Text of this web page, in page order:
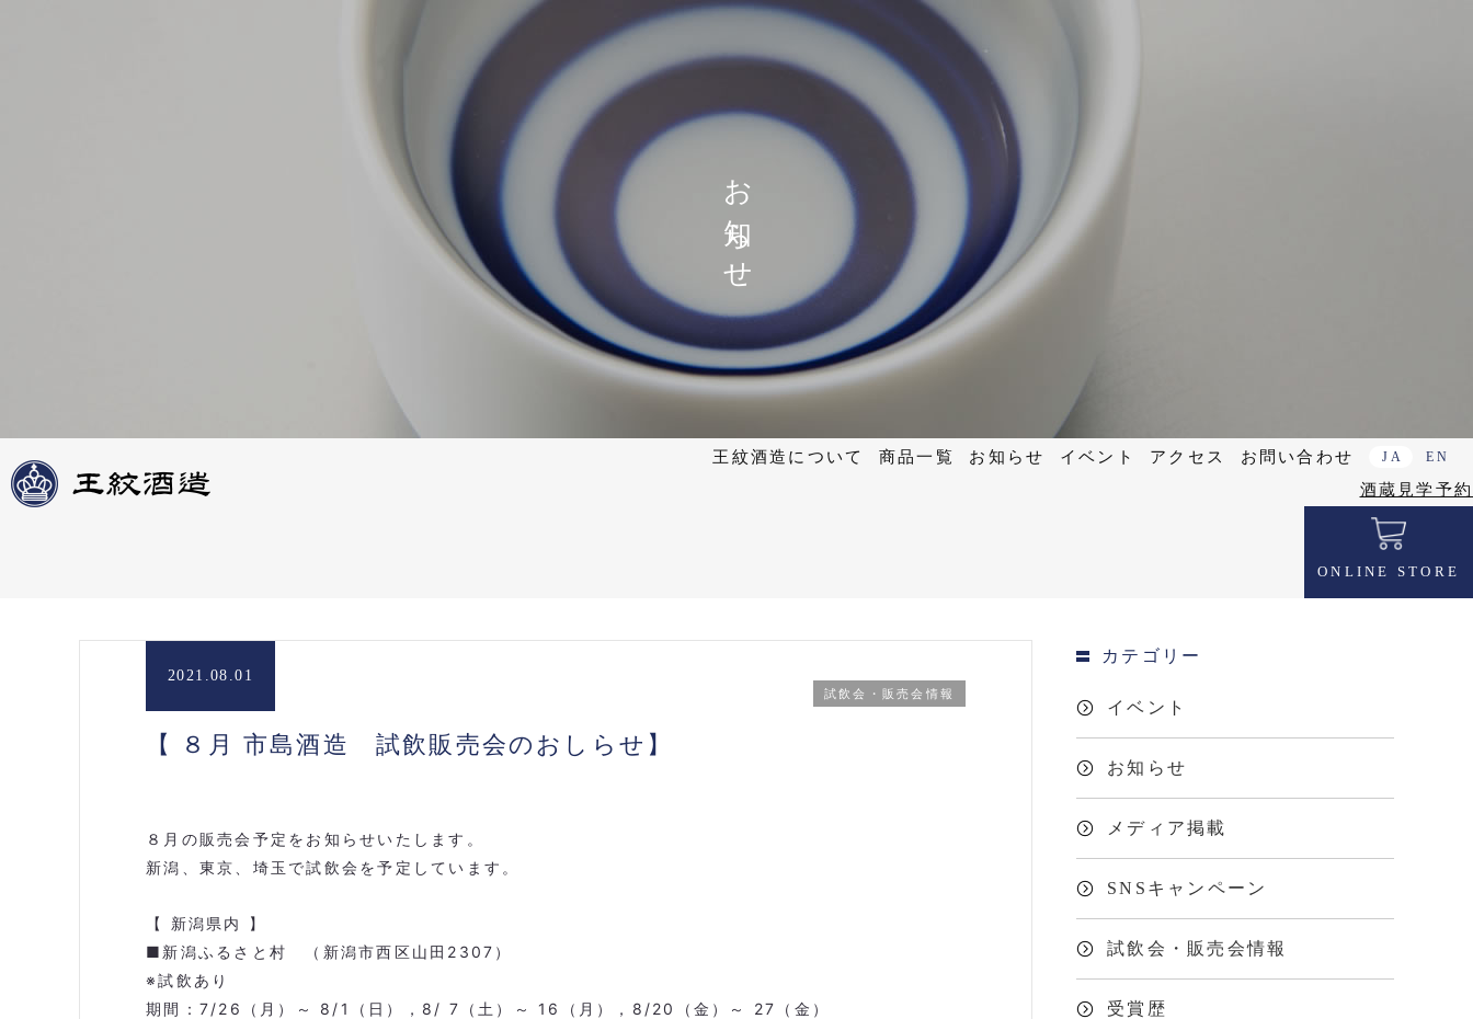
お知らせ
王紋酒造について 商品一覧 お知らせ イベント アクセス お問い合わせ JA EN
酒蔵見学予約
ONLINE STORE
2021.08.01
試飲会・販売会情報
【 ８月 市島酒造 試飲販売会のおしらせ】
８月の販売会予定をお知らせいたします。
新潟、東京、埼玉で試飲会を予定しています。
【 新潟県内 】
■新潟ふるさと村 （新潟市西区山田 2307 ）
※試飲あり
期間： 7/26 （月）～ 8/1 （日）， 8/ 7 （土）～ 16 （月）， 8/20 （金）～ 27
（金）
カテゴリー
イベント
お知らせ
メディア掲載
SNSキャンペーン
試飲会・販売会情報
受賞歴